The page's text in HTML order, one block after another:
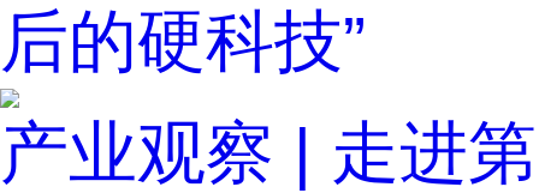
后的硬科技”
产业观察 | 走进第